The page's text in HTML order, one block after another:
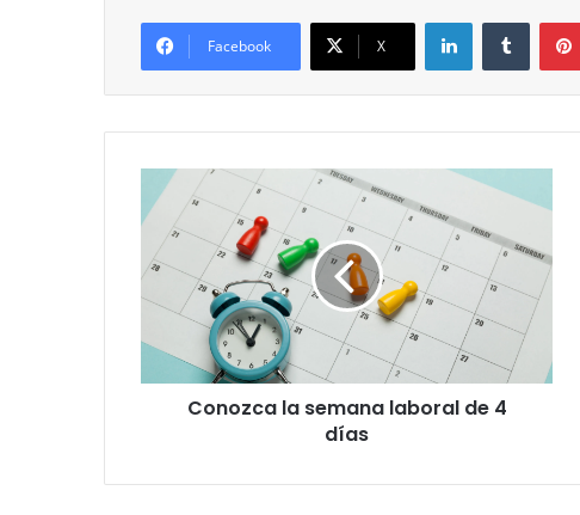
Facebook X
LinkedInTumblr
Conozca
semana
laboral
de
4
Conozca la semana laboral de 4
días